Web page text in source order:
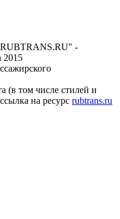
-
2015
(в том числе стилей и
на ресурс rubtrans.ru